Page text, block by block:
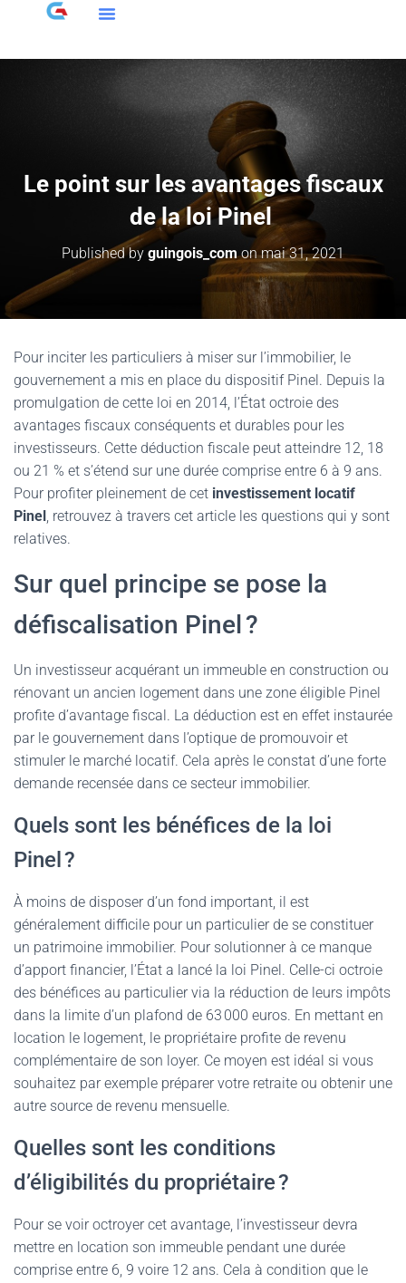
Le point sur les avantages fiscaux
de la loi Pinel
Published by guingois_comonmai 31, 2021
Pour inciter les particuliers à miser sur l’immobilier, le
gouvernement a mis en place du dispositif Pinel. Depuis la
promulgation de cette loi en 2014, l’État octroie des
avantages fiscaux conséquents et durables pour les
investisseurs. Cette déduction fiscale peut atteindre 12, 18
ou 21 % et s’étend sur une durée comprise entre 6 à 9 ans.
Pour profiter pleinement de cet investissement locatif
Pinel, retrouvez à travers cet article les questions qui y sont
relatives.
Sur quel principe se pose la
défiscalisation Pinel ?
Un investisseur acquérant un immeuble en construction ou
rénovant un ancien logement dans une zone éligible Pinel
profite d’avantage fiscal. La déduction est en effet instaurée
par le gouvernement dans l’optique de promouvoir et
stimuler le marché locatif. Cela après le constat d’une forte
demande recensée dans ce secteur immobilier.
Quels sont les bénéfices de la loi
Pinel ?
À moins de disposer d’un fond important, il est
généralement difficile pour un particulier de se constituer
un patrimoine immobilier. Pour solutionner à ce manque
d’apport financier, l’État a lancé la loi Pinel. Celle-ci octroie
des bénéfices au particulier via la réduction de leurs impôts
dans la limite d’un plafond de 63 000 euros. En mettant en
location le logement, le propriétaire profite de revenu
complémentaire de son loyer. Ce moyen est idéal si vous
souhaitez par exemple préparer votre retraite ou obtenir une
autre source de revenu mensuelle.
Quelles sont les conditions
d’éligibilités du propriétaire ?
Pour se voir octroyer cet avantage, l’investisseur devra
mettre en location son immeuble pendant une durée
comprise entre 6, 9 voire 12 ans. Cela à condition que le